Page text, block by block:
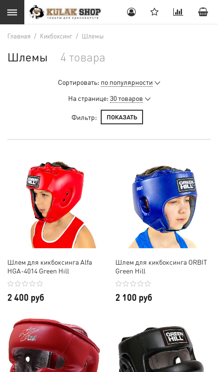
Главная / Кикбоксинг / Шлемы
Шлемы 4 товара
Сортировать: по популярности
На странице: 30 товаров
Фильтр: ПОКАЗАТЬ
Шлем для кикбоксинга Alfa
HGA-4014 Green Hill
2 400 руб
Шлем для кикбоксинга ORBIT
Green Hill
2 100 руб